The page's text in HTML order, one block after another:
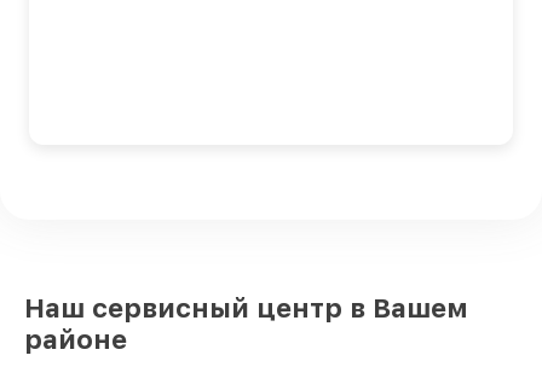
Наш сервисный центр в Вашем
районе